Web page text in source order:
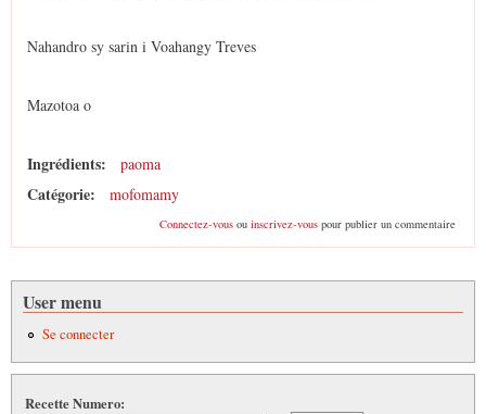
Nahandro sy sarin i Voahangy Treves
Mazotoa o
Ingrédients: paoma
Catégorie: mofomamy
Connectez-vousou inscrivez-vouspour publier un commentaire
User menu
Se connecter
Recette Numero: